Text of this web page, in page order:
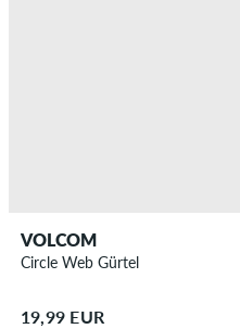
VOLCOM
Circle Web Gürtel
19,99 EUR